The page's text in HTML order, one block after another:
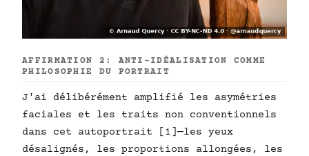
AFFIRMATION 2: ANTI-IDÉALISATION COMME
PHILOSOPHIE DU PORTRAIT
J'ai délibérément amplifié les asymétries
faciales et les traits non conventionnels
dans cet autoportrait [1]—les yeux
désalignés, les proportions allongées, les